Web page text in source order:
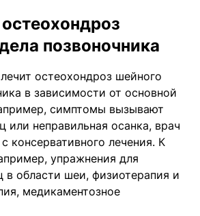
позвоночника
остеохондроз шейного
в зависимости от основной
симптомы вызывают
неправильная осанка, врач
консервативного лечения. К
упражнения для
области шеи, физиотерапия и
медикаментозное